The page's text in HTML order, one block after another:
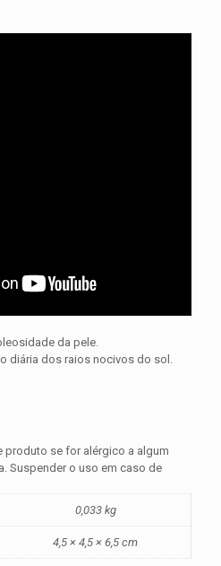
da pele.
diária dos raios nocivos do sol.
produto se for alérgico a algum
Suspender o uso em caso de
0,033 kg
4,5 × 4,5 × 6,5 cm